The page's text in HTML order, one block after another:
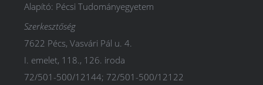
Alapító: Pécsi Tudományegyetem
Szerkesztőség
7622 Pécs, Vasvári Pál u. 4.
I. emelet, 118., 126. iroda
72/501-500/12144; 72/501-500/12122